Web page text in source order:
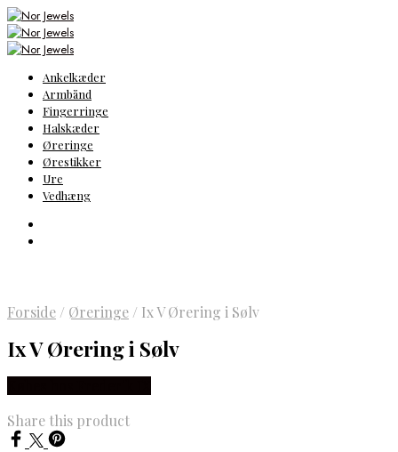
Ankelkæder
Armbånd
Fingerringe
Halskæder
Øreringe
Ørestikker
Ure
Vedhæng
Forside / Øreringe / Ix V Ørering i Sølv
Ix V Ørering i Sølv
Share this product